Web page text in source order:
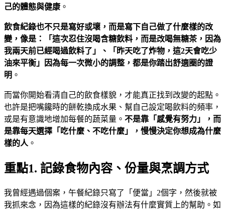
己的體態與健康 。
飲食紀錄也不只是寫好或壞，而是寫下自己做了什麼樣的改
變，像是：「這次忍住沒喝含糖飲料，而是改喝無糖茶，因為
我兩天前已經喝過飲料了」、「昨天吃了炸物，這2天會吃少
油來平衡」因為每一次微小的調整，都是你踏出舒適圈的證
明 。
而當你開始看清自己的飲食樣貌，才能真正找到改變的起點。
也許是把嘴饞時的餅乾換成水果、幫自己設定喝飲料的頻率，
或是有意識地增加每餐的蔬菜量。 不是靠「感覺有努力」，而
是靠每天選擇「吃什麼、不吃什麼」，慢慢決定你想成為什麼
樣的人 。
重點1. 記錄食物內容、份量與烹調方式
我曾經遇過個案，午餐紀錄只寫了「便當」2個字，然後就被
我抓來念，因為這樣的紀錄沒有辦法有什麼實質上的幫助。如